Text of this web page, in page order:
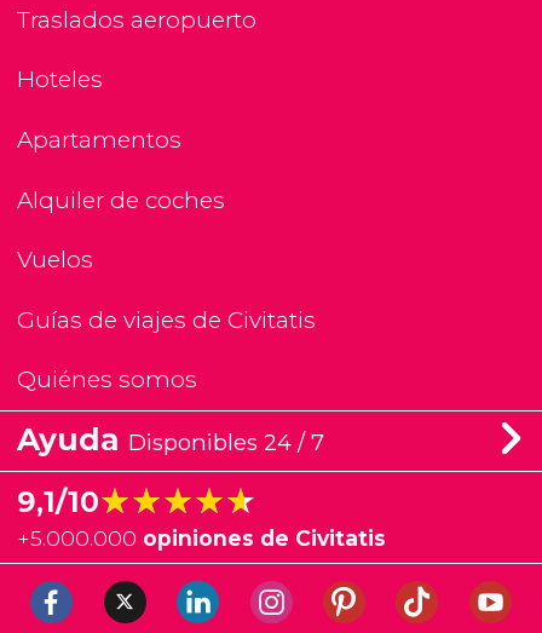
Traslados aeropuerto
Hoteles
Apartamentos
Alquiler de coches
Vuelos
Guías de viajes de Civitatis
Quiénes somos
Ayuda Disponibles 24 / 7
9,1/10★★★★★
★★★★★
+5.000.000 opiniones de Civitatis